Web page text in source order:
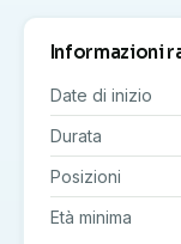
Cosa farò
ospedalieri (a
Acquisire
approcci
Affianca e
cambogiani.
Informazioni
Date di inizio
Durata
Posizioni
Età minima